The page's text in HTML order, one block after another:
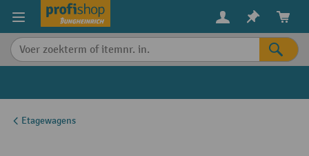
content
Etagewagens